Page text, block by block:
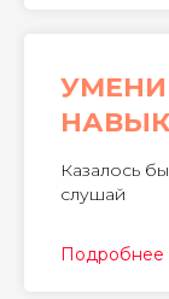
НАВЫК
Казалось
слушай
Подробнее